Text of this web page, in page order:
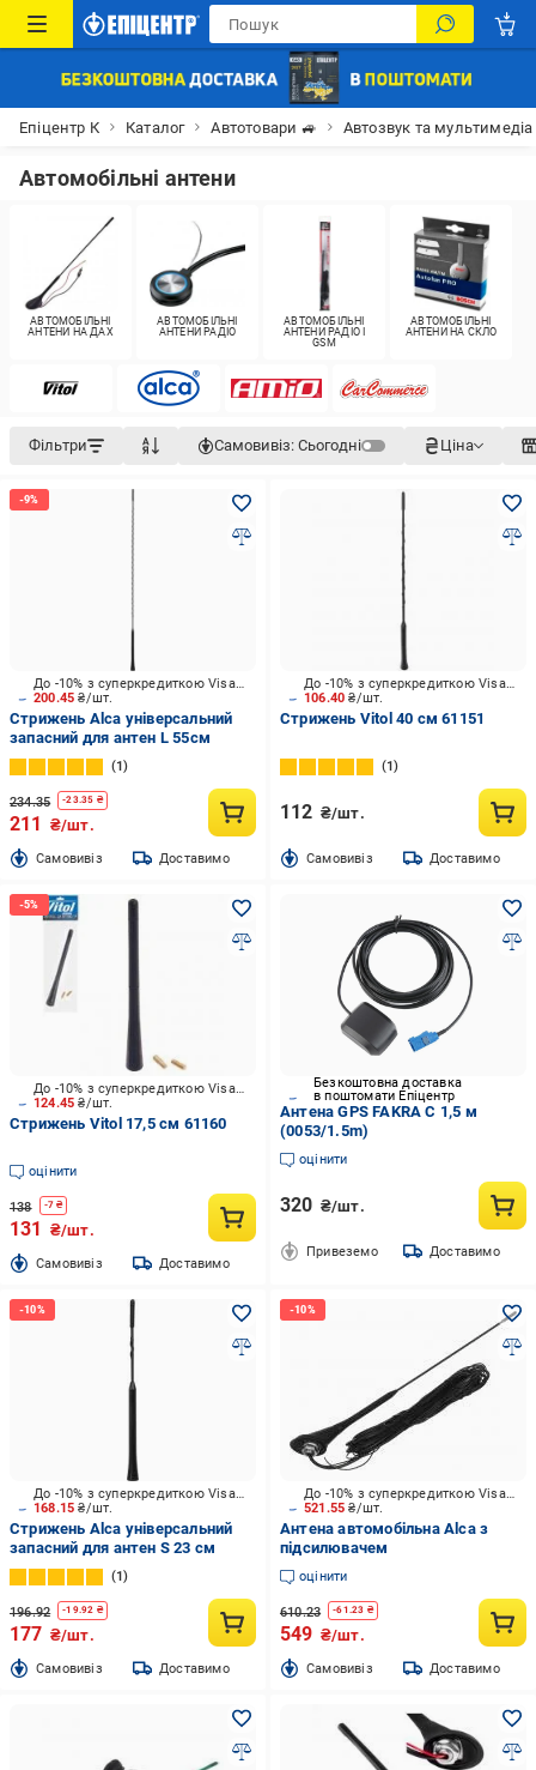
Епіцентр К Каталог Автотовари 🚙 Автозвук та мультимедіа
Автомобільні антени
АВТОМОБІЛЬНІ
АНТЕНИ НА ДАХ
АВТОМОБІЛЬНІ
АНТЕНИ РАДІО
АВТОМОБІЛЬНІ
АНТЕНИ РАДІО І
GSM
АВТОМОБІЛЬНІ
АНТЕНИ НА СКЛО
Фільтри Самовивіз: Сьогодні Ціна
200.45₴/шт.
До -10% з суперкредиткою Visa Вигода
Стрижень Alca універсальний
запасний для антен L 55см
1
234.35 -23.35 ₴
211 ₴/шт.
Cамовивіз Доставимо
106.40₴/шт.
До -10% з суперкредиткою Visa Вигода
Стрижень Vitol 40 см 61151
1
112 ₴/шт.
Cамовивіз Доставимо
124.45₴/шт.
До -10% з суперкредиткою Visa Вигода
Стрижень Vitol 17,5 см 61160
оцінити
138 -7 ₴
131 ₴/шт.
Cамовивіз Доставимо
Безкоштовна доставка
в поштомати Епіцентр
Антена GPS FAKRA C 1,5 м
(0053/1.5m)
оцінити
320 ₴/шт.
Привеземо Доставимо
168.15₴/шт.
До -10% з суперкредиткою Visa Вигода
Стрижень Alca універсальний
запасний для антен S 23 см
1
196.92 -19.92 ₴
177 ₴/шт.
Cамовивіз Доставимо
521.55₴/шт.
До -10% з суперкредиткою Visa Вигода
Антена автомобільна Alca з
підсилювачем
оцінити
610.23 -61.23 ₴
549 ₴/шт.
Cамовивіз Доставимо